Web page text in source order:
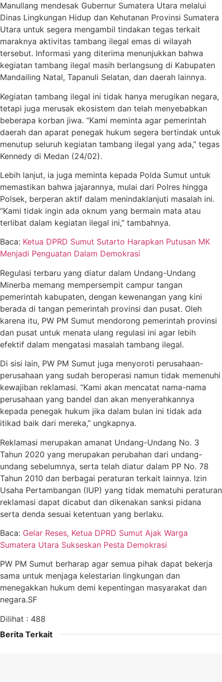
Manullang mendesak Gubernur Sumatera Utara melalui
Dinas Lingkungan Hidup dan Kehutanan Provinsi Sumatera
Utara untuk segera mengambil tindakan tegas terkait
maraknya aktivitas tambang ilegal emas di wilayah
tersebut. Informasi yang diterima menunjukkan bahwa
kegiatan tambang ilegal masih berlangsung di Kabupaten
Mandailing Natal, Tapanuli Selatan, dan daerah lainnya.
Kegiatan tambang ilegal ini tidak hanya merugikan negara,
tetapi juga merusak ekosistem dan telah menyebabkan
beberapa korban jiwa. “Kami meminta agar pemerintah
daerah dan aparat penegak hukum segera bertindak untuk
menutup seluruh kegiatan tambang ilegal yang ada,” tegas
Kennedy di Medan (24/02).
Lebih lanjut, ia juga meminta kepada Polda Sumut untuk
memastikan bahwa jajarannya, mulai dari Polres hingga
Polsek, berperan aktif dalam menindaklanjuti masalah ini.
“Kami tidak ingin ada oknum yang bermain mata atau
terlibat dalam kegiatan ilegal ini,” tambahnya.
Baca: Ketua DPRD Sumut Sutarto Harapkan Putusan MK
Menjadi Penguatan Dalam Demokrasi
Regulasi terbaru yang diatur dalam Undang-Undang
Minerba memang mempersempit campur tangan
pemerintah kabupaten, dengan kewenangan yang kini
berada di tangan pemerintah provinsi dan pusat. Oleh
karena itu, PW PM Sumut mendorong pemerintah provinsi
dan pusat untuk menata ulang regulasi ini agar lebih
efektif dalam mengatasi masalah tambang ilegal.
Di sisi lain, PW PM Sumut juga menyoroti perusahaan-
perusahaan yang sudah beroperasi namun tidak memenuhi
kewajiban reklamasi. “Kami akan mencatat nama-nama
perusahaan yang bandel dan akan menyerahkannya
kepada penegak hukum jika dalam bulan ini tidak ada
itikad baik dari mereka,” ungkapnya.
Reklamasi merupakan amanat Undang-Undang No. 3
Tahun 2020 yang merupakan perubahan dari undang-
undang sebelumnya, serta telah diatur dalam PP No. 78
Tahun 2010 dan berbagai peraturan terkait lainnya. Izin
Usaha Pertambangan (IUP) yang tidak mematuhi peraturan
reklamasi dapat dicabut dan dikenakan sanksi pidana
serta denda sesuai ketentuan yang berlaku.
Baca: Gelar Reses, Ketua DPRD Sumut Ajak Warga
Sumatera Utara Sukseskan Pesta Demokrasi
PW PM Sumut berharap agar semua pihak dapat bekerja
sama untuk menjaga kelestarian lingkungan dan
menegakkan hukum demi kepentingan masyarakat dan
negara.SF
Dilihat : 488
Berita Terkait